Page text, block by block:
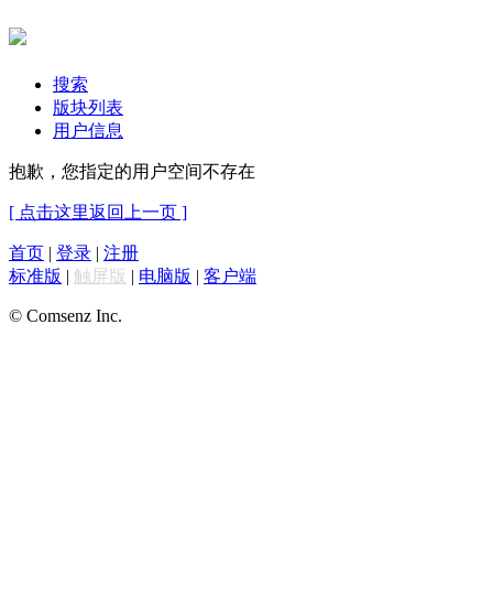
搜索
版块列表
用户信息
抱歉，您指定的用户空间不存在
[ 点击这里返回上一页 ]
首页 | 登录 | 注册
标准版 | 触屏版 | 电脑版 | 客户端
© Comsenz Inc.